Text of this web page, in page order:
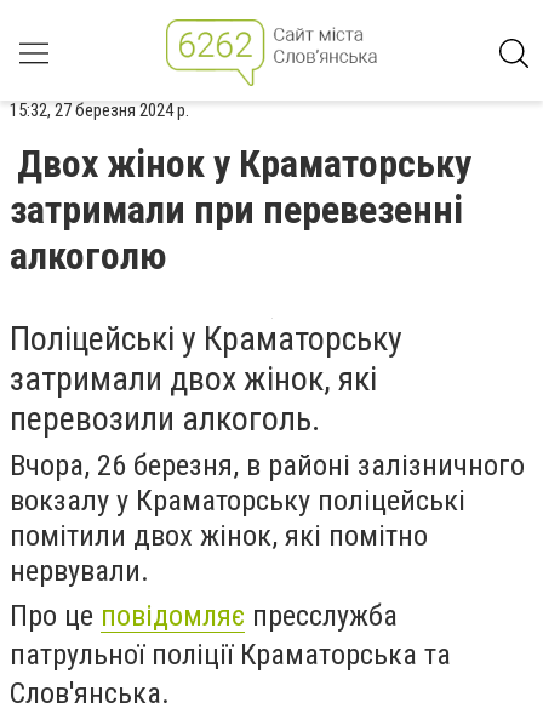
15:32, 27 березня 2024 р.
Двох жінок у Краматорську
затримали при перевезенні
алкоголю
Поліцейські у Краматорську
затримали двох жінок, які
перевозили алкоголь.
Вчора, 26 березня, в районі залізничного
вокзалу у Краматорську поліцейські
помітили двох жінок, які помітно
нервували.
Про це повідомляє пресслужба
патрульної поліції Краматорська та
Слов'янська.